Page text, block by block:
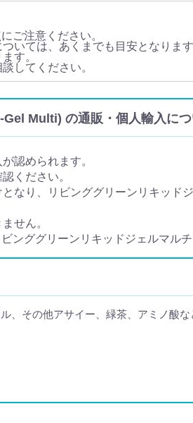
ご注意ください。
いては、あくまでも目安となります
す。
してください。
Multi) の通販・個人輸入に
認められます。
ください。
なり、リビンググリーンリキッド
せん。
ンググリーンリキッドジェルマルチ
その他アサイー、緑茶、アミノ酸